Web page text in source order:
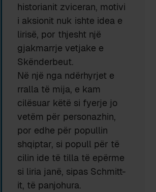
historianit zviceran, motivi
i aksionit nuk ishte idea e
lirisë, por thjesht një
gjakmarrje vetjake e
Skënderbeut.
Në një nga ndërhyrjet e
rralla të mija, e kam
cilësuar këtë si fyerje jo
vetëm për personazhin,
por edhe për popullin
shqiptar, si popull për të
cilin ide të tilla të epërme
si liria janë, sipas Schmitt-
it, të panjohura.